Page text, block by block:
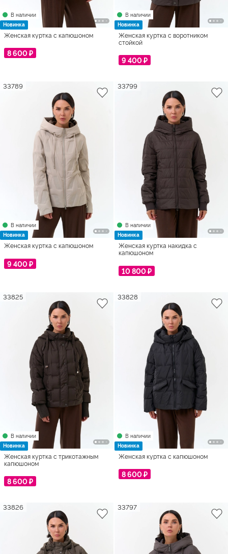
В наличии
Новинка
Женская куртка с капюшоном
8 600 ₽
В наличии
Новинка
Женская куртка с воротником
стойкой
9 400 ₽
В наличии
Новинка
33789
Женская куртка с капюшоном
9 400 ₽
В наличии
Новинка
33799
Женская куртка накидка с
капюшоном
10 800 ₽
В наличии
Новинка
33825
Женская куртка с трикотажным
капюшоном
8 600 ₽
В наличии
Новинка
33828
Женская куртка с капюшоном
8 600 ₽
33826 33797